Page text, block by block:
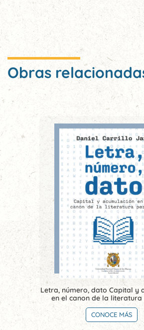
Obras
Letra, número, dato Capital y
en el canon de la literatura
CONOCE MÁS